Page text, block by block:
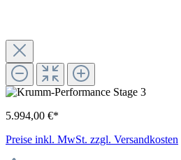
5.994,00 €*
Preise inkl. MwSt. zzgl. Versandkosten